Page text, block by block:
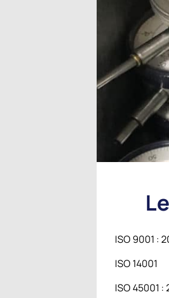
ISO 9001 :
ISO 14001
ISO 45001 :